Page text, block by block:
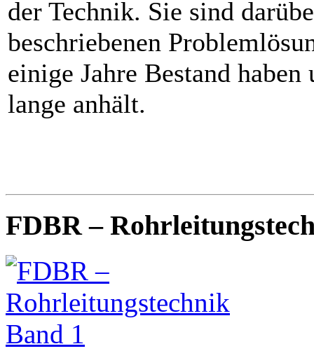
der Technik. Sie sind
beschriebenen
einige Jahre Bestand
lange anhält.
FDBR –